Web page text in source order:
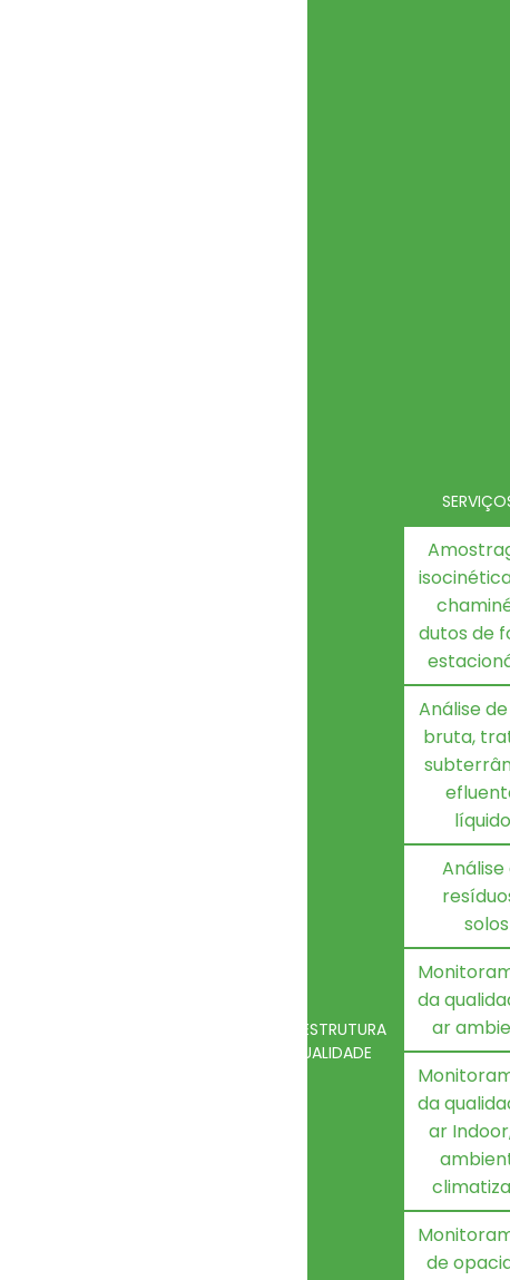
INFRAESTRUTURA
E QUALIDADE
dutos de
Análise
bruta,
Análise
solos
da
ar
da
ar
de